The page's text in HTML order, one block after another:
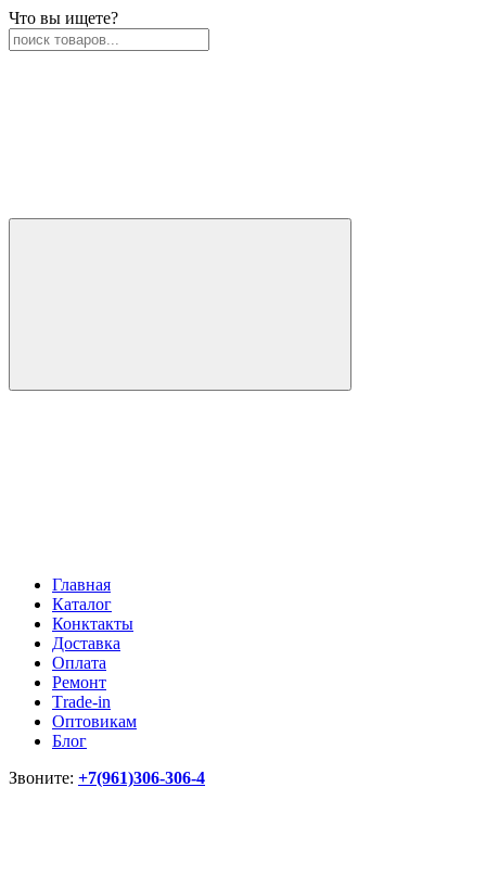
Что вы ищете?
Главная
Каталог
Конктакты
Доставка
Оплата
Ремонт
Тrade-in
Оптовикам
Блог
Звоните: +7(961)306-306-4